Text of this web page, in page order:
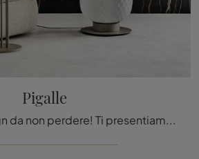
Pigalle
Un Lighting Design da non perdere! Ti presentiamo la lampada da terra Pigalle di Cattelan Italia.